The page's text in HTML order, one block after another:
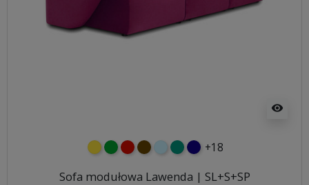
visibility
żółtyzielonyczerwony
czekoladowy
błękitnyturkusowy
granatowy
+18
Sofa modułowa Lawenda | SL+S+SP